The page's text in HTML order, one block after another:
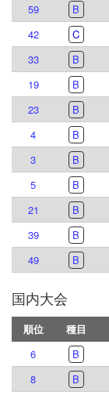
59
B
42
C
33
B
19
B
23
B
4
B
3
B
5
B
21
B
39
B
49
B
国内大会
順位 種目
6
B
8
B